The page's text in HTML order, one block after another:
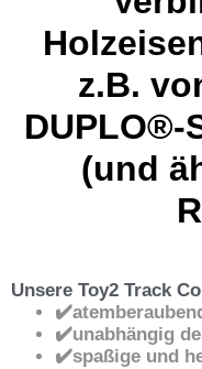
z.B.
DUPLO®-
(und
Unsere Toy2 Track
✔️unabhängig
✔️spaßige und